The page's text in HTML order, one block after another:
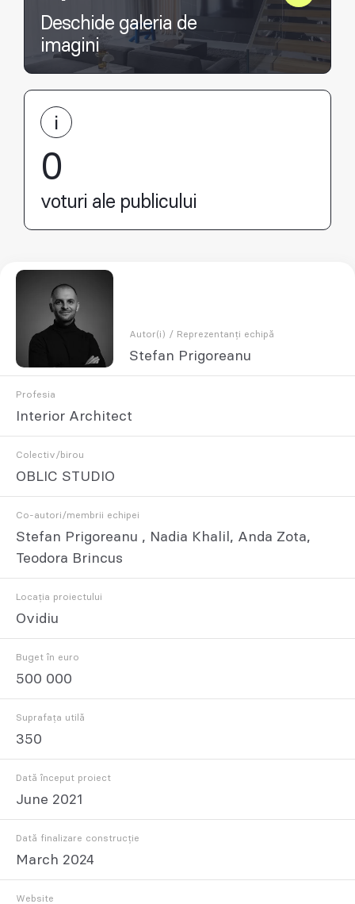
Deschide galeria de
imagini
0
voturi ale publicului
Autor(i) / Reprezentanți echipă
Stefan Prigoreanu
Profesia
Interior Architect
Colectiv/birou
OBLIC STUDIO
Co-autori/membrii echipei
Stefan Prigoreanu , Nadia Khalil, Anda Zota,
Teodora Brincus
Locația proiectului
Ovidiu
Buget în euro
500 000
Suprafața utilă
350
Dată început proiect
June 2021
Dată finalizare construcție
March 2024
Website